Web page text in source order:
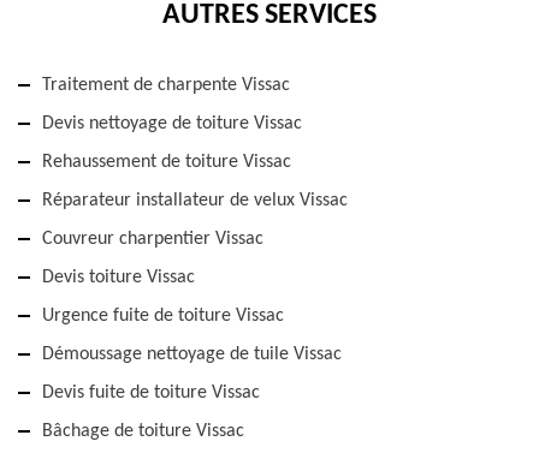
AUTRES SERVICES
Traitement de charpente Vissac
Devis nettoyage de toiture Vissac
Rehaussement de toiture Vissac
Réparateur installateur de velux Vissac
Couvreur charpentier Vissac
Devis toiture Vissac
Urgence fuite de toiture Vissac
Démoussage nettoyage de tuile Vissac
Devis fuite de toiture Vissac
Bâchage de toiture Vissac